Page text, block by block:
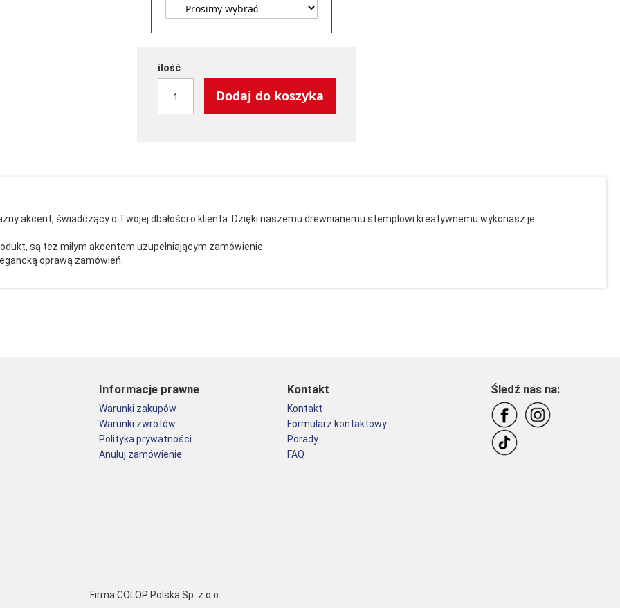
ilość
Dodaj do koszyka
akcent, świadczący o Twojej dbałości o klienta. Dzięki naszemu drewnianemu stemplowi kreatywnemu wykonasz je
są też miłym akcentem uzupełniającym zamówienie.
oprawą zamówień.
Informacje prawne
Warunki zakupów
Warunki zwrotów
Polityka prywatności
Anuluj zamówienie
Kontakt
Kontakt
Formularz kontaktowy
Porady
FAQ
Śledź nas na:
Firma COLOP Polska Sp. z o.o.